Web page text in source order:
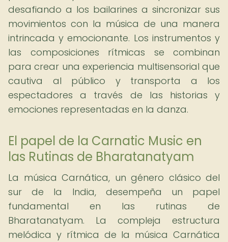
desafiando a los bailarines a sincronizar sus
movimientos con la música de una manera
intrincada y emocionante. Los instrumentos y
las composiciones rítmicas se combinan
para crear una experiencia multisensorial que
cautiva al público y transporta a los
espectadores a través de las historias y
emociones representadas en la danza.
El papel de la Carnatic Music en
las Rutinas de Bharatanatyam
La música Carnática, un género clásico del
sur de la India, desempeña un papel
fundamental en las rutinas de
Bharatanatyam. La compleja estructura
melódica y rítmica de la música Carnática